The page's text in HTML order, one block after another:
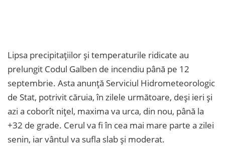
Lipsa precipitațiilor și temperaturile ridicate au
prelungit Codul Galben de incendiu până pe 12
septembrie. Asta anunță Serviciul Hidrometeorologic
de Stat, potrivit căruia, în zilele următoare, deși ieri și
azi a coborît nițel, maxima va urca, din nou, până la
+32 de grade. Cerul va fi în cea mai mare parte a zilei
senin, iar vântul va sufla slab și moderat.